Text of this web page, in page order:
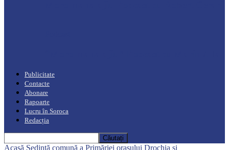
Publicitate
Contacte
Abonare
Rapoarte
Lucru în Soroca
Redacția
Acasă Ședință comună a Primăriei orașului Drochia și